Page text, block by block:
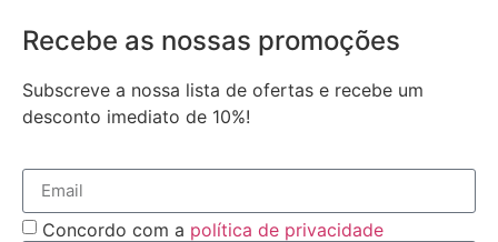
Recebe as nossas promoções
Subscreve a nossa lista de ofertas e recebe um
desconto imediato de 10%!
Concordo com a política de privacidade